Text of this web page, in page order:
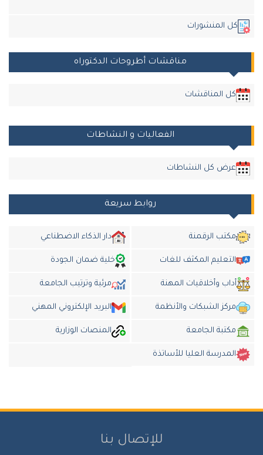
المنشورات
مناقشات أطروحات الدكتوراه
كل المناقشات
الفعاليات و النشاطات
عرض كل النشاطات
روابط سريعة
مكتب الرقمنة دار الذكاء الاضطناعي
التعليم المكثف للغات خلية ضمان الجودة
أداب وأخلاقيات المهنة مرئية وترتيب الجامعة
مركز الشبكات والأنظمة البريد الإلكتروني المهني
مكتبة الجامعة المنصات الوزارية
المدرسة العليا للأساتذة
للإتصال بنا